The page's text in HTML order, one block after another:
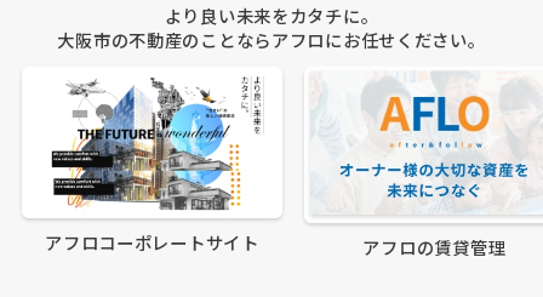
より良い未来をカタチに。
大阪市の不動産のことならアフロにお任せください。
アフロコーポレートサイト アフロの賃貸管理